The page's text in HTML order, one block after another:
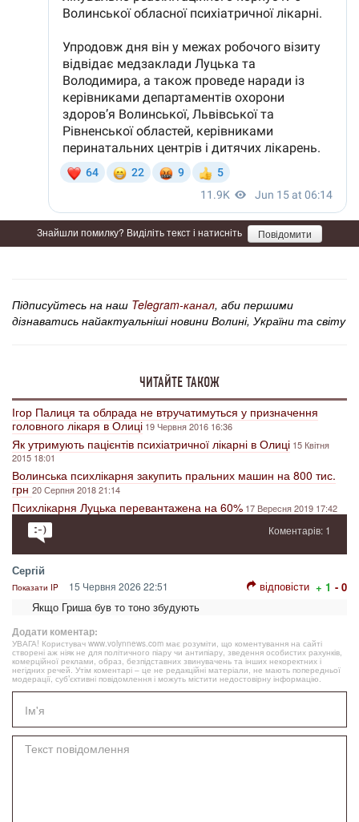
Знайшли помилку? Виділіть текст і натисніть Повідомити
Підписуйтесь на наш Telegram-канал, аби першими
дізнаватись найактуальніші новини Волині, України та світу
ЧИТАЙТЕ ТАКОЖ
Ігор Палиця та облрада не втручатимуться у призначення
головного лікаря в Олиці 19 Червня 2016 16:36
Як утримують пацієнтів психіатричної лікарні в Олиці 15 Квітня
2015 18:01
Волинська психлікарня закупить пральних машин на 800 тис.
грн20 Серпня 2018 21:14
Психлікарня Луцька перевантажена на 60% 17 Вересня 2019 17:42
Коментарів: 1
Сергій
Показати IP 15 Червня 2026 22:51 відповісти + 1 - 0
Якщо Гриша був то тоно збудують
Додати коментар:
УВАГА! Користувач www.volynnews.com має розуміти, що коментування на сайті
створені аж ніяк не для політичного піару чи антипіару, зведення особистих рахунків,
комерційної реклами, образ, безпідставних звинувачень та інших некоректних і
негідних речей. Утім коментарі – це не редакційні матеріали, не мають попередньої
модерації, суб’єктивні повідомлення і можуть містити недостовірну інформацію.